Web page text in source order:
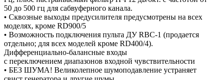
50 до 500 гц для сабвуферного канала.
• Сквозные выходы предусилителя предусмотрены на всех
моделях, кроме RD900/5
• Возможность подключения пульта ДУ RBC-1 (продается
отдельно; для всех моделей кроме RD400/4).
Дифференциально-балансные входы
с переключением диапазонов входной чувствительности
• БЕЗ ШУМА! Великолепное шумоподавление устраняет